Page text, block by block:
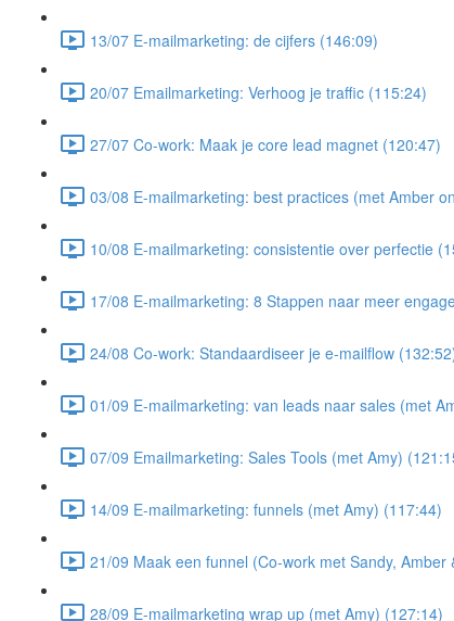
13/07 E-mailmarketing: de cijfers (146:09)
20/07 Emailmarketing: Verhoog je traffic (115:24)
27/07 Co-work: Maak je core lead magnet (120:47)
03/08 E-mailmarketing: best practices (met Amber
10/08 E-mailmarketing: consistentie over perfectie
17/08 E-mailmarketing: 8 Stappen naar meer
24/08 Co-work: Standaardiseer je e-mailflow
01/09 E-mailmarketing: van leads naar sales (met
07/09 Emailmarketing: Sales Tools (met Amy)
14/09 E-mailmarketing: funnels (met Amy) (117:44)
21/09 Maak een funnel (Co-work met Sandy, Amber
28/09 E-mailmarketing wrap up (met Amy) (127:14)